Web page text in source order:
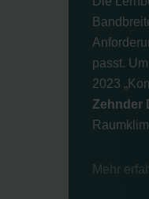
passt.
2023
Zehnder
Mehr